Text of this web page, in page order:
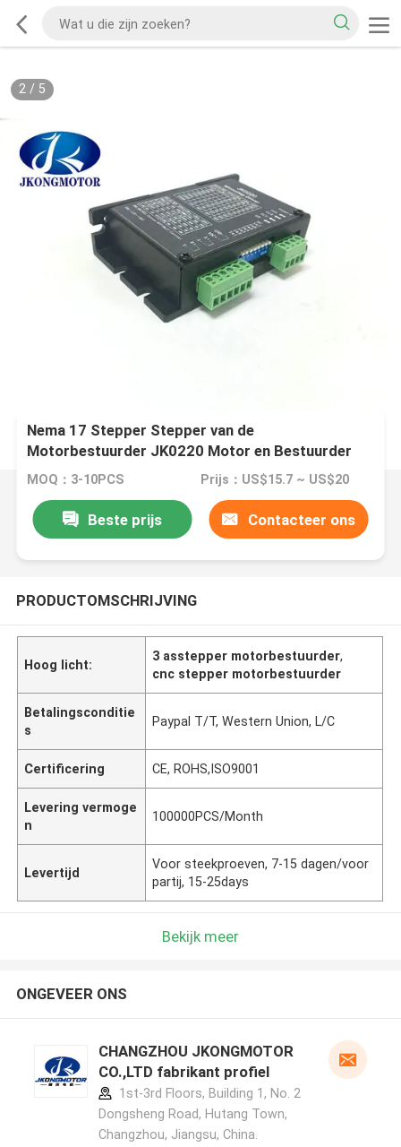
2/ 5
Nema 17 Stepper Stepper van de
Motorbestuurder JK0220 Motor en Bestuurder
12V~36VDC 0.25A-2.0A voor Nema8 - Nema17-
MOQ：3-10PCS Prijs：US$15.7 ~ US$20
Beste prijs Contacteer ons
PRODUCTOMSCHRIJVING
Hoog licht:
3 asstepper motorbestuurder,
cnc stepper motorbestuurder
Betalingsconditie
s
Paypal T/T, Western Union, L/C
Certificering CE, ROHS,ISO9001
Levering vermoge
n
100000PCS/Month
Levertijd
Voor steekproeven, 7-15 dagen/voor
partij, 15-25days
Bekijk meer
ONGEVEER ONS
CHANGZHOU JKONGMOTOR
CO.,LTD fabrikant profiel
1st-3rd Floors, Building 1, No. 2
Dongsheng Road, Hutang Town,
Changzhou, Jiangsu, China.